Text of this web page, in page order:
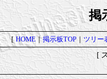
掲
[HOME｜掲示板TOP｜ツリー
[